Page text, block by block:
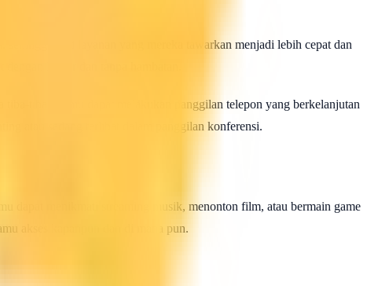
sehingga kini layanan yang mereka tawarkan menjadi lebih cepat dan
lancar dan tanpa hambatan.
tiba. Kamu dapat melakukan panggilan telepon yang berkelanjutan
atau sedang terlibat dalam panggilan konferensi.
dapat menikmati streaming musik, menonton film, atau bermain game
akses kapanpun dan di mana pun.